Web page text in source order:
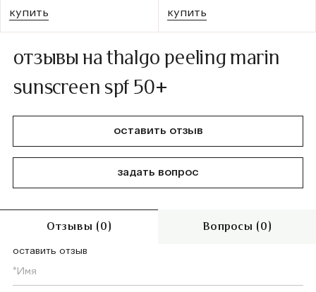
купить
купить
отзывы на thalgo peeling marin
sunscreen spf 50+
оставить отзыв
задать вопрос
Отзывы (0) Вопросы (0)
оставить отзыв